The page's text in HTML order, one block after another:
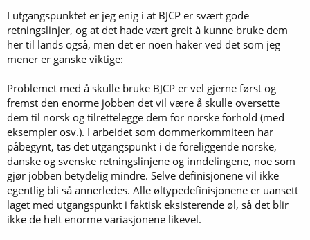
I utgangspunktet er jeg enig i at BJCP er svært gode
retningslinjer, og at det hade vært greit å kunne bruke dem
her til lands også, men det er noen haker ved det som jeg
mener er ganske viktige:
Problemet med å skulle bruke BJCP er vel gjerne først og
fremst den enorme jobben det vil være å skulle oversette
dem til norsk og tilrettelegge dem for norske forhold (med
eksempler osv.). I arbeidet som dommerkommiteen har
påbegynt, tas det utgangspunkt i de foreliggende norske,
danske og svenske retningslinjene og inndelingene, noe som
gjør jobben betydelig mindre. Selve definisjonene vil ikke
egentlig bli så annerledes. Alle øltypedefinisjonene er uansett
laget med utgangspunkt i faktisk eksisterende øl, så det blir
ikke de helt enorme variasjonene likevel.